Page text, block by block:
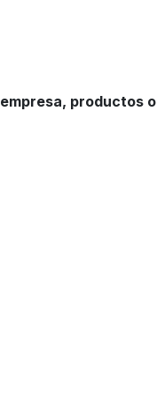
productos o